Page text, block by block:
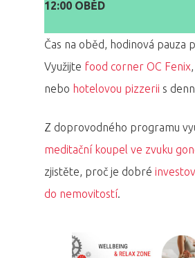
12:00 OBĚD
Čas na oběd, hodinová pauza
Využijte food corner OC Fenix,
nebo hotelovou pizzerii s
Z doprovodného programu
meditační koupel ve zvuku
zjistěte, proč je dobré
do nemovitostí.